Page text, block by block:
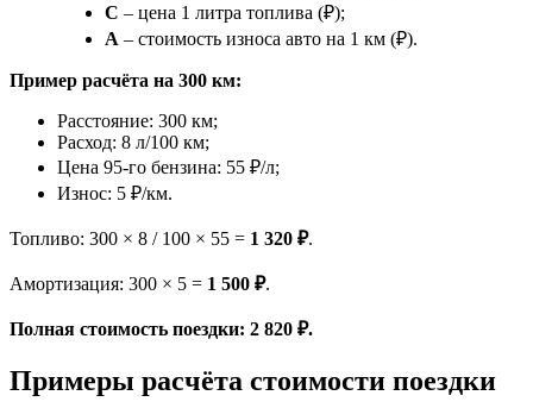
C – цена 1 литра топлива (₽);
A – стоимость износа авто на 1 км (₽).
Пример расчёта на 300 км:
Расстояние: 300 км;
Расход: 8 л/100 км;
Цена 95-го бензина: 55 ₽/л;
Износ: 5 ₽/км.
Топливо: 300 × 8 / 100 × 55 = 1 320 ₽.
Амортизация: 300 × 5 = 1 500 ₽.
Полная стоимость поездки: 2 820 ₽.
Примеры расчёта стоимости поездки